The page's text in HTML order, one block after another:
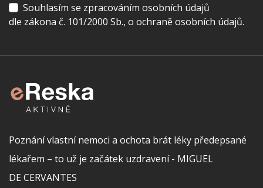
Souhlasím se zpracováním osobních údajů
dle zákona č. 101/2000 Sb., o ochraně osobních údajů.
Poznání vlastní nemoci a ochota brát léky předepsané
lékařem – to už je začátek uzdravení - MIGUEL
DE CERVANTES